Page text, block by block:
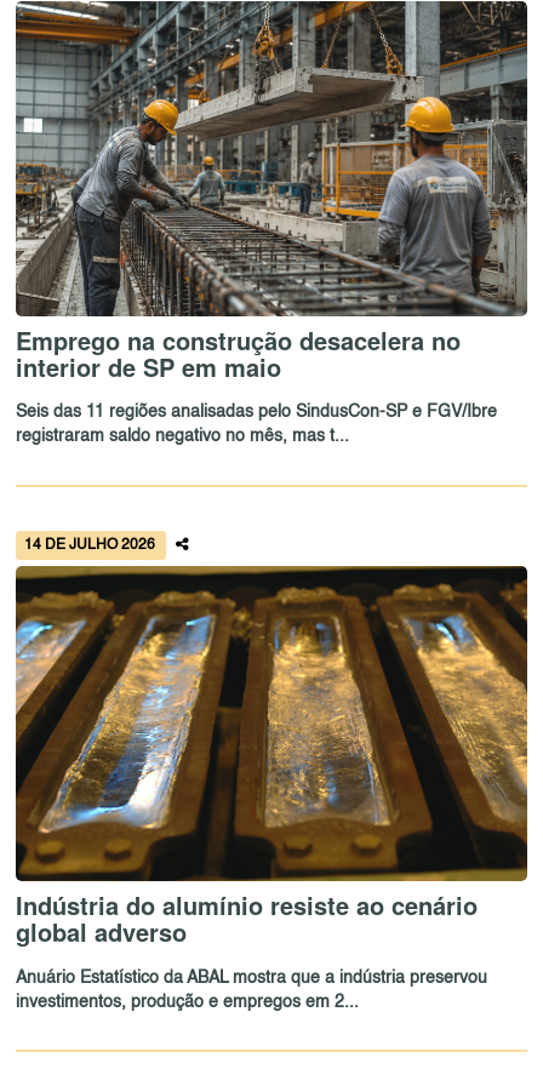
Emprego na construção desacelera no
interior de SP em maio
Seis das 11 regiões analisadas pelo SindusCon-SP e FGV/Ibre
registraram saldo negativo no mês, mas t...
14 DE JULHO 2026
Indústria do alumínio resiste ao cenário
global adverso
Anuário Estatístico da ABAL mostra que a indústria preservou
investimentos, produção e empregos em 2...